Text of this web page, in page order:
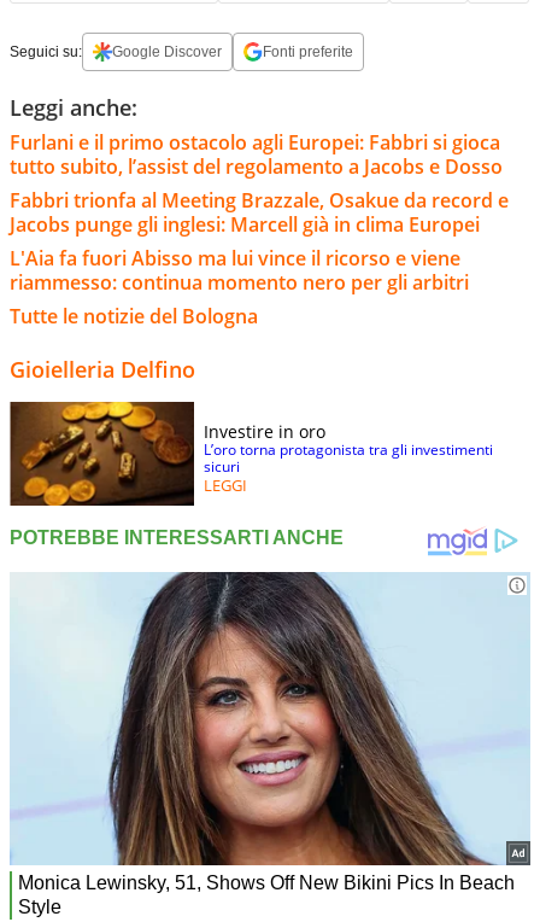
Seguici su: Google Discover Fonti preferite
Leggi anche:
Furlani e il primo ostacolo agli Europei: Fabbri si gioca
tutto subito, l’assist del regolamento a Jacobs e Dosso
Fabbri trionfa al Meeting Brazzale, Osakue da record e
Jacobs punge gli inglesi: Marcell già in clima Europei
L'Aia fa fuori Abisso ma lui vince il ricorso e viene
riammesso: continua momento nero per gli arbitri
Tutte le notizie del Bologna
Gioielleria Delfino
Investire in oro
L’oro torna protagonista tra gli investimenti
sicuri
LEGGI